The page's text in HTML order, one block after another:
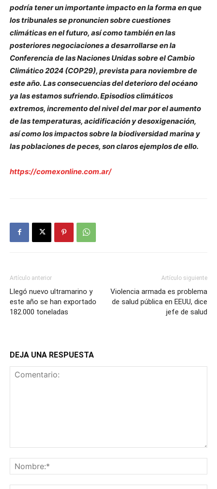
podría tener un importante impacto en la forma en que
los tribunales se pronuncien sobre cuestiones
climáticas en el futuro, así como también en las
posteriores negociaciones a desarrollarse en la
Conferencia de las Naciones Unidas sobre el Cambio
Climático 2024 (COP29), prevista para noviembre de
este año. Las consecuencias del deterioro del océano
ya las estamos sufriendo. Episodios climáticos
extremos, incremento del nivel del mar por el aumento
de las temperaturas, acidificación y desoxigenación,
así como los impactos sobre la biodiversidad marina y
las poblaciones de peces, son claros ejemplos de ello.
https://comexonline.com.ar/
Artículo anterior
Llegó nuevo ultramarino y
este año se han exportado
182.000 toneladas
Artículo siguiente
Violencia armada es problema
de salud pública en EEUU, dice
jefe de salud
DEJA UNA RESPUESTA